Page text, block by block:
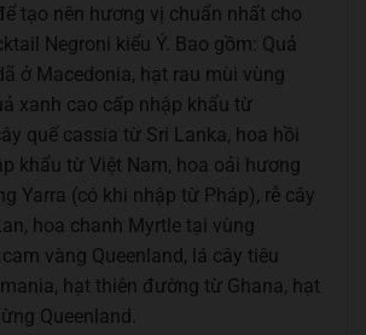
tạo nên hương vị chuẩn nhất cho
Negroni kiểu Ý. Bao gồm: Quả
ở Macedonia, hạt rau mùi vùng
xanh cao cấp nhập khẩu từ
quế cassia từ Sri Lanka, hoa hồi
khẩu từ Việt Nam, hoa oải hương
Yarra (có khi nhập từ Pháp), rễ cây
hoa chanh Myrtle tại vùng
vàng Queenland, lá cây tiêu
hạt thiên đường từ Ghana, hạt
Queenland.